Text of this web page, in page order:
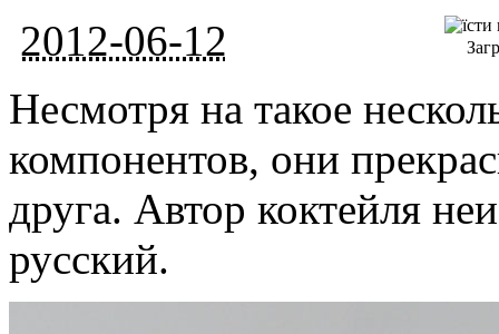
2012-06-12
Несмотря на такое
компонентов, они
друга. Автор коктейля
русский.